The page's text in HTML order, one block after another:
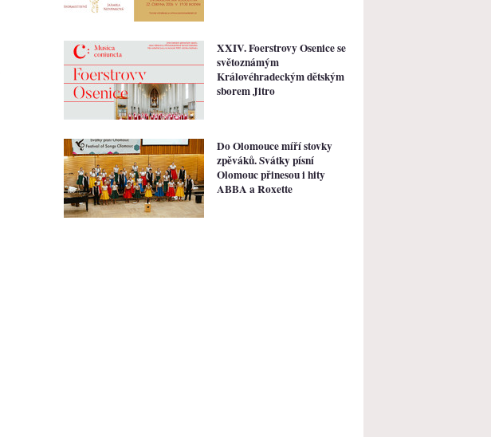
XXIV. Foerstrovy Osenice se
světoznámým
Královéhradeckým dětským
sborem Jitro
Do Olomouce míří stovky
zpěváků. Svátky písní
Olomouc přinesou i hity
ABBA a Roxette